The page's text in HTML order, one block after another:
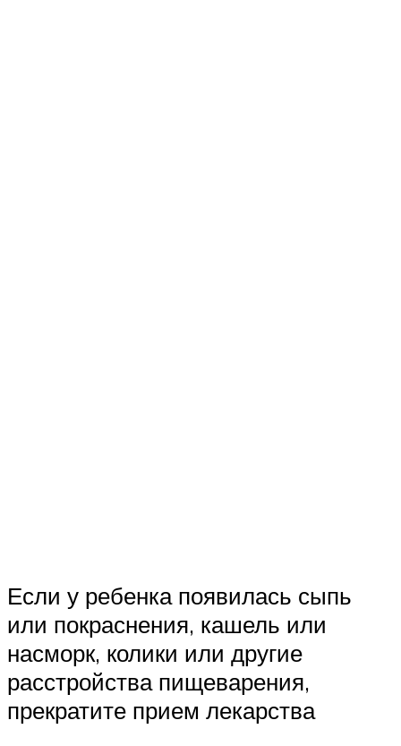
Если у ребенка появилась сыпь
или покраснения, кашель или
насморк, колики или другие
расстройства пищеварения,
прекратите прием лекарства